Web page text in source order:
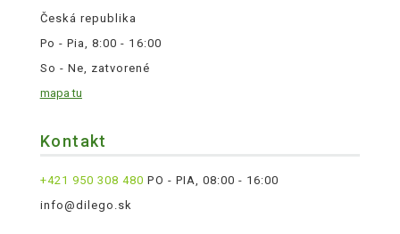
Česká republika
Po - Pia, 8:00 - 16:00
So - Ne, zatvorené
mapa tu
Kontakt
+421 950 308 480 PO - PIA, 08:00 - 16:00
info@dilego.sk